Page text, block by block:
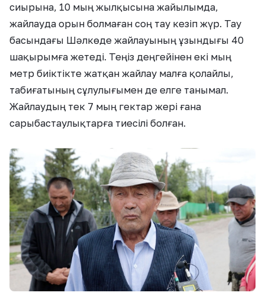
сиырына, 10 мың жылқысына жайылымда,
жайлауда орын болмаған соң тау кезіп жүр. Тау
басындағы Шәлкөде жайлауының ұзындығы 40
шақырымға жетеді. Теңіз деңгейінен екі мың
метр биіктікте жатқан жайлау малға қолайлы,
табиғатының сұлулығымен де елге танымал.
Жайлаудың тек 7 мың гектар жері ғана
сарыбастаулықтарға тиесілі болған.